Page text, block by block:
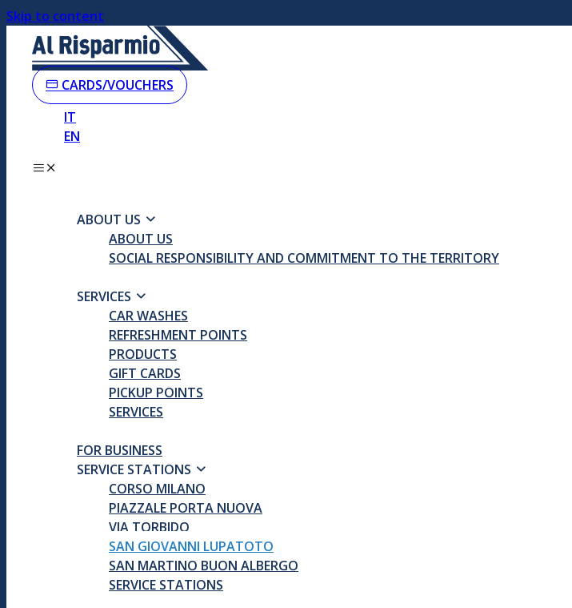
Skip to content
CARDS/VOUCHERS
IT
EN
ABOUT US
ABOUT US
SOCIAL RESPONSIBILITY AND COMMITMENT TO THE TERRITORY
SERVICES
CAR WASHES
REFRESHMENT POINTS
PRODUCTS
GIFT CARDS
PICKUP POINTS
SERVICES
FOR BUSINESS
SERVICE STATIONS
CORSO MILANO
PIAZZALE PORTA NUOVA
VIA TORBIDO
SAN GIOVANNI LUPATOTO
SAN MARTINO BUON ALBERGO
SERVICE STATIONS